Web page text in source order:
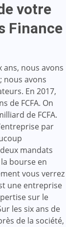
votre
Finance
ans, nous avons
nous avons
En 2017,
de FCFA. On
de FCFA.
par
mandats
bourse en
vous verrez
une entreprise
sur le
les six ans de
de la société,